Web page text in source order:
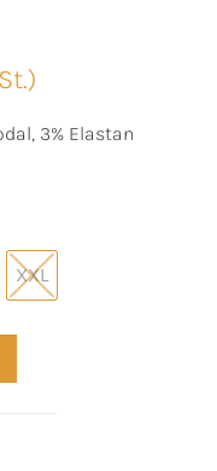
3% Elastan
XXL